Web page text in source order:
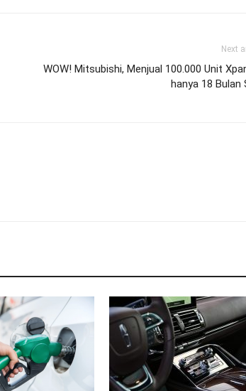
Next
WOW! Mitsubishi, Menjual 100.000 Unit
hanya 18 Bulan